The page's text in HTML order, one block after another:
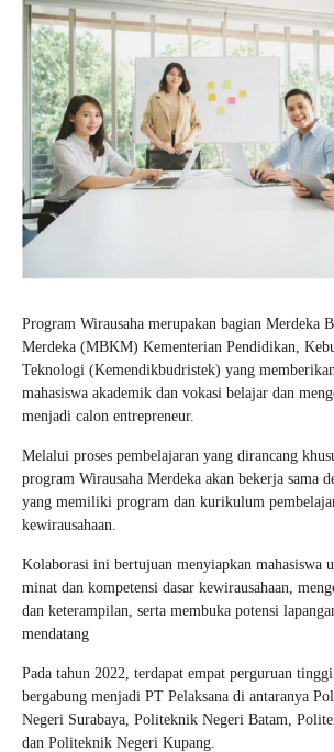
Program Wirausaha merupakan bagian Merdeka
Merdeka (MBKM) Kementerian Pendidikan,
Teknologi (Kemendikbudristek) yang
mahasiswa akademik dan vokasi belajar dan
menjadi calon entrepreneur.
Melalui proses pembelajaran yang dirancang
program Wirausaha Merdeka akan bekerja sama
yang memiliki program dan kurikulum
kewirausahaan.
Kolaborasi ini bertujuan menyiapkan mahasiswa
minat dan kompetensi dasar kewirausahaan,
dan keterampilan, serta membuka potensi
mendatang
Pada tahun 2022, terdapat empat perguruan
bergabung menjadi PT Pelaksana di antaranya
Negeri Surabaya, Politeknik Negeri Batam,
dan Politeknik Negeri Kupang.